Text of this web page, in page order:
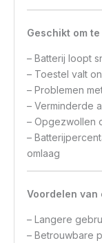
Geschikt om
– Batterij loopt
– Toestel valt
– Problemen
– Verminderde
– Opgezwollen
–
omlaag
Voordelen
– Langere
– Betrouwbare